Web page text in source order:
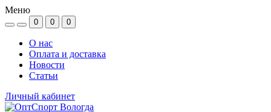
Меню
0 0 0
О нас
Оплата и доставка
Новости
Статьи
Личный кабинет